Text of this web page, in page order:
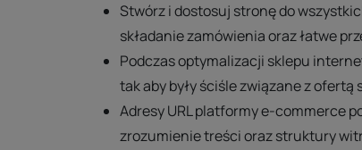
Stwórz i dostosuj stronę do
składanie zamówienia oraz łatwe
Podczas optymalizacji sklepu
tak aby były ściśle związane z ofertą
Adresy URL platformy e-commerce
zrozumienie treści oraz struktury